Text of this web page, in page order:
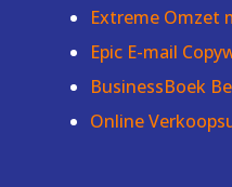
Extreme Omzet
Epic E-mail
BusinessBoek
Online